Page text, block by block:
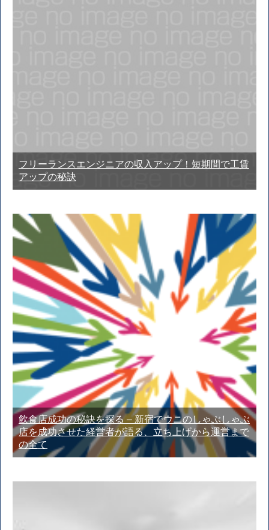
フリーランスエンジニアの収入アップ！短期間で工賃
アップの秘訣
飲食店成功の秘訣を探る – 新宿でウニのしゃぶしゃぶ
店を成功させた経営者が語る、立ち上げから運営まで
の全て